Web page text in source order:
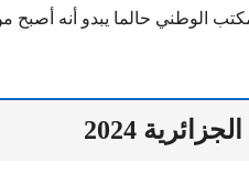
الوطني حالما يبدو أنه
2024